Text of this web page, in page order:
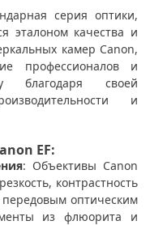
серия оптики,
эталоном качества и
камер Canon,
профессионалов и
своей
и
EF:
: Объективы Canon
контрастность
оптическим
из флюорита и